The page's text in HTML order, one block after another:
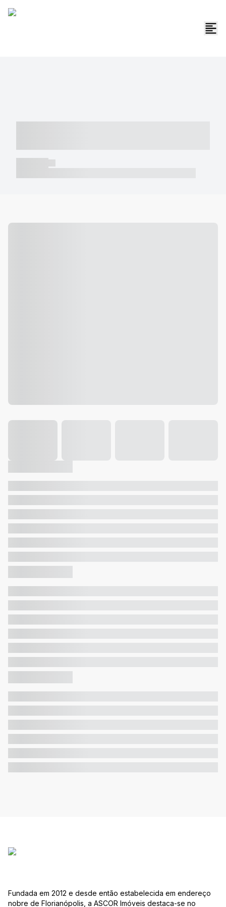
Fundada em 2012 e desde então estabelecida em endereço
nobre de Florianópolis, a ASCOR Imóveis destaca-se no